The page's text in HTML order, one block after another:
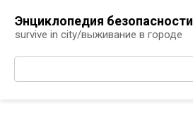
контенту
Энциклопедия безопасности
survive in city/выживание в городе
Поиск: